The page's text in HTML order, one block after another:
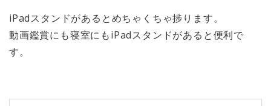
iPadスタンドがあるとめちゃくちゃ捗ります。
動画鑑賞にも寝室にもiPadスタンドがあると便利で
す。